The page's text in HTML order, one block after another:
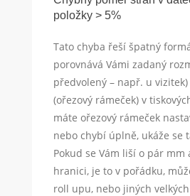
položky > 5%
Tato chyba řeší špatný
porovnává Vámi zadaný
předvolený – např. u
(ořezový rámeček) v
máte ořezový rámeček
nebo chybí úplně, ukáže se
Pokud se Vám liší o pár mm
hranici, je to v pořádku,
roll upu, nebo jiných